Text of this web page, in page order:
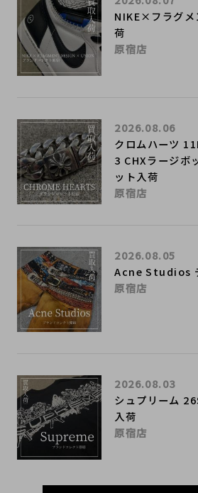
NIKE×フラグ
荷
原宿店
クロムハーツ
3 CHXラージボ
ット入荷
2026.08.06
原宿店
Acne Studios
2026.08.05
原宿店
シュプリーム
入荷
2026.08.03
原宿店